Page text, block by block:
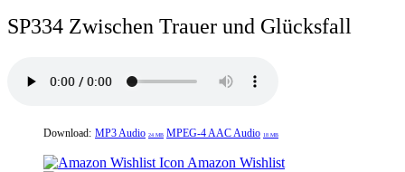
SP334 Zwischen Trauer und Glücksfall
Download: MP3 Audio 24 MB MPEG-4 AAC Audio 18 MB
Amazon Wishlist